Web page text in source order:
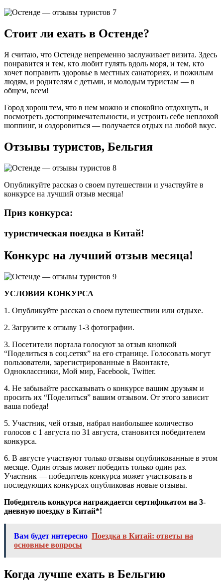
Стоит ли ехать в Остенде?
Я считаю, что Остенде непременно заслуживает визита. Здесь
понравится и тем, кто любит гулять вдоль моря, и тем, кто
хочет поправить здоровье в местных санаториях, и пожилым
людям, и родителям с детьми, и молодым туристам — в
общем, всем!
Город хорош тем, что в нем можно и спокойно отдохнуть, и
посмотреть достопримечательности, и устроить себе неплохой
шоппинг, и оздоровиться — получается отдых на любой вкус.
Отзывы туристов, Бельгия
Опубликуйте рассказ о своем путешествии и участвуйте в
конкурсе на лучший отзыв месяца!
Приз конкурса:
туристическая поездка в Китай!
Конкурс на лучший отзыв месяца!
УСЛОВИЯ КОНКУРСА
1. Опубликуйте рассказ о своем путешествии или отдыхе.
2. Загрузите к отзыву 1-3 фотографии.
3. Посетители портала голосуют за отзыв кнопкой
“Поделиться в соц.сетях” на его странице. Голосовать могут
пользователи, зарегистрированные в Вконтакте,
Одноклассники, Мой мир, Facebook, Twitter.
4. Не забывайте рассказывать о конкурсе вашим друзьям и
просить их “Поделиться” вашим отзывом. От этого зависит
ваша победа!
5. Участник, чей отзыв, набрал наибольшее количество
голосов с 1 августа по 31 августа, становится победителем
конкурса.
6. В августе участвуют только отзывы опубликованные в этом
месяце. Один отзыв может победить только один раз.
Участник — победитель конкурса может участвовать в
последующих конкурсах опубликовав новые отзывы.
Победитель конкурса награждается сертификатом на 3-
дневную поездку в Китай*!
Вам будет интересно Поездка в Китай: ответы на
основные вопросы
Когда лучше ехать в Бельгию